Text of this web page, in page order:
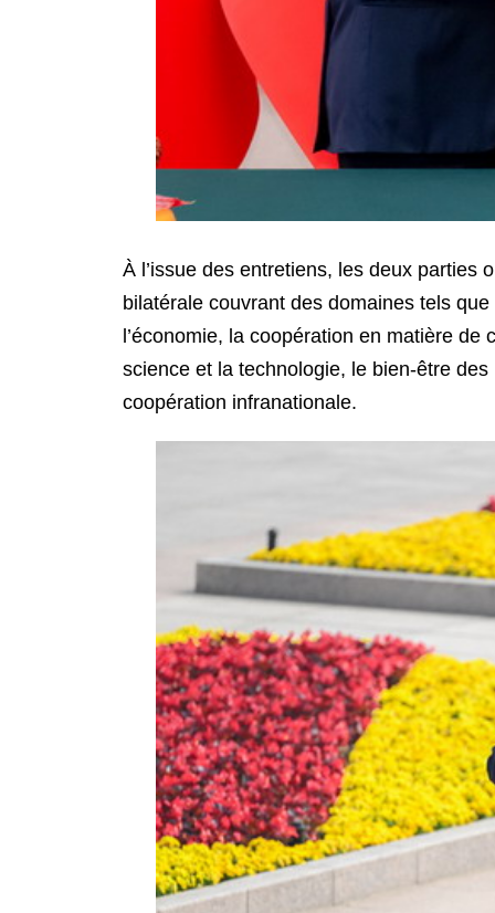
À l’issue des entretiens, les deux parties
bilatérale couvrant des domaines tels
l’économie, la coopération en matière
science et la technologie, le bien-être
coopération infranationale.